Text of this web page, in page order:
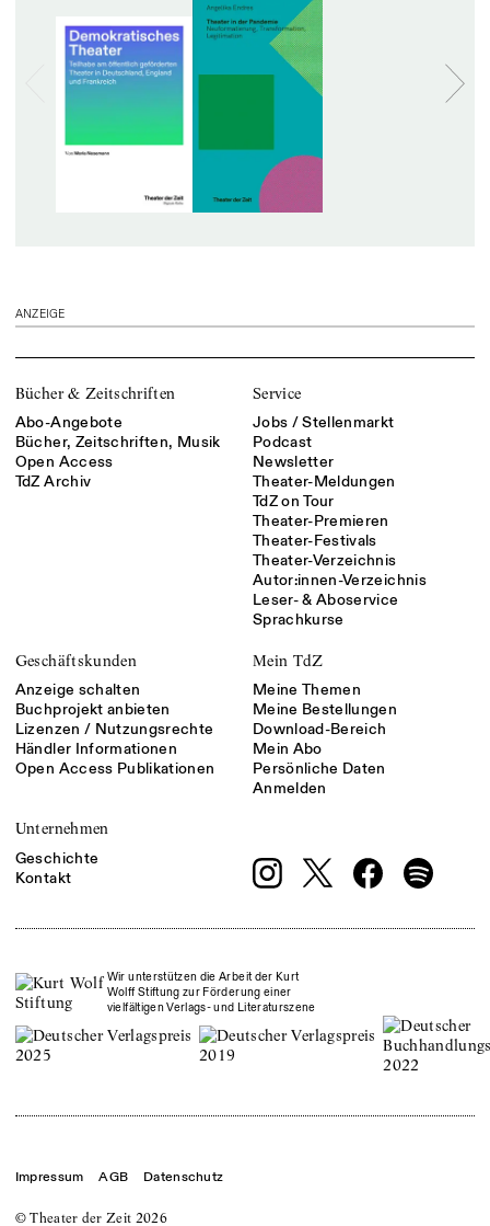
ANZEIGE
Bücher & Zeitschriften
Abo-Angebote
Bücher, Zeitschriften, Musik
Open Access
TdZ Archiv
Service
Jobs / Stellenmarkt
Podcast
Newsletter
Theater-Meldungen
TdZ on Tour
Theater-Premieren
Theater-Festivals
Theater-Verzeichnis
Autor:innen-Verzeichnis
Leser- & Aboservice
Sprachkurse
Geschäftskunden
Anzeige schalten
Buchprojekt anbieten
Lizenzen / Nutzungsrechte
Händler Informationen
Open Access Publikationen
Mein TdZ
Meine Themen
Meine Bestellungen
Download-Bereich
Mein Abo
Persönliche Daten
Anmelden
Unternehmen
Geschichte
Kontakt
Wir unterstützen die Arbeit der Kurt
Wolff Stiftung zur Förderung einer
vielfältigen Verlags- und Literaturszene
© Theater der Zeit 2026
Impressum AGB Datenschutz